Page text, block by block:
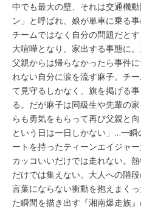
中でも最大の壁、それは交通機
ン」と呼ばれ、娘が単車に乗る
チームではなく自分の問題だと
大喧嘩となり、家出する事態に
父親からは帰らなかったら事件
れない自分に涙を流す麻子。チ
て見守るしかなく、旗を掲げる
る。だが麻子は同級生や先輩の
らも勇気をもらって再び父親と
という日は一日しかない」…一
ートを持ったティーンエイジャ
カッコいいだけでは走れない。
だけでは集えない。大人への階
言葉にならない衝動を抱えまく
た瞬間を描き出す『湘南爆走族』